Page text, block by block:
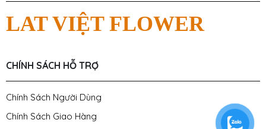
LAT VIỆT FLOWER
CHÍNH SÁCH HỖ TRỢ
Chính Sách Người Dùng
Chính Sách Giao Hàng